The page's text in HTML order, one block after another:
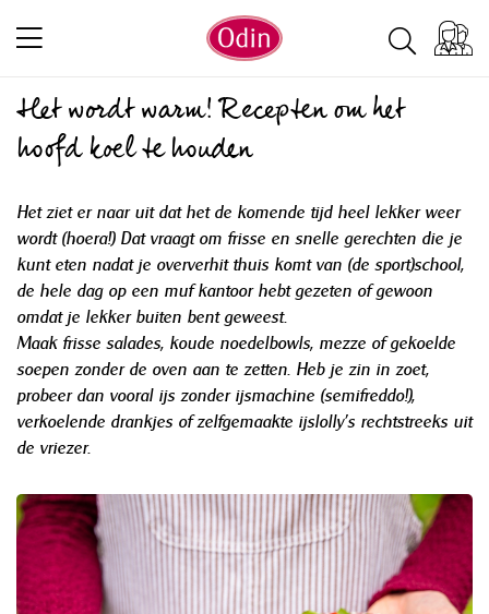
Het wordt warm! Recepten om het
hoofd koel te houden
Het ziet er naar uit dat het de komende tijd heel lekker weer
wordt (hoera!) Dat vraagt om frisse en snelle gerechten die je
kunt eten nadat je oververhit thuis komt van (de sport)school,
de hele dag op een muf kantoor hebt gezeten of gewoon
omdat je lekker buiten bent geweest.
Maak frisse salades, koude noedelbowls, mezze of gekoelde
soepen zonder de oven aan te zetten. Heb je zin in zoet,
probeer dan vooral ijs zonder ijsmachine (semifreddo!),
verkoelende drankjes of zelfgemaakte ijslolly’s rechtstreeks uit
de vriezer.